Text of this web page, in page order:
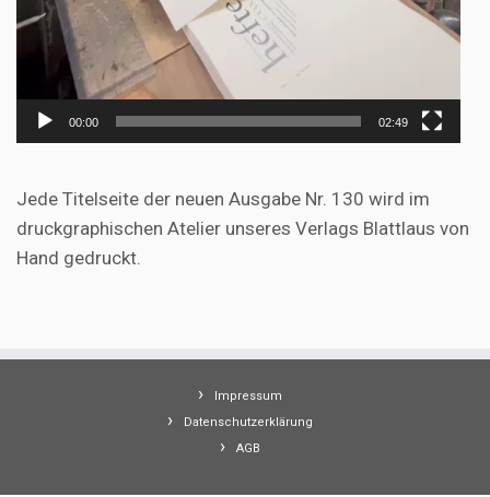
00:00 02:49
Jede Titelseite der neuen Ausgabe Nr. 130 wird im
druckgraphischen Atelier unseres Verlags Blattlaus von
Hand gedruckt.
Impressum
Datenschutzerklärung
AGB